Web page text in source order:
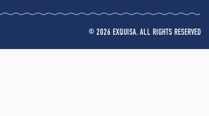
© 2026 EXQUISA. ALL RIGHTS RESERVED